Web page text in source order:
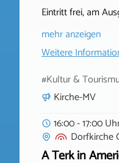
Eintritt frei, am
mehr anzeigen
Weitere
#Kultur &
Kirche-MV
16:00 - 17:00
Dorfkirche
A Terk in